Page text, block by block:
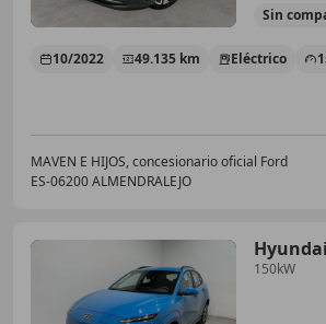
Sin
10/2022 49.135 km Eléctrico
MAVEN E HIJOS, concesionario oficial Ford
ES-06200 ALMENDRALEJO
150kW